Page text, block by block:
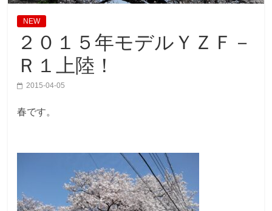
NEW
２０１５年モデルＹＺＦ－
Ｒ１上陸！
2015-04-05
春です。